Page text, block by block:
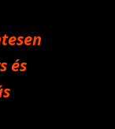
és